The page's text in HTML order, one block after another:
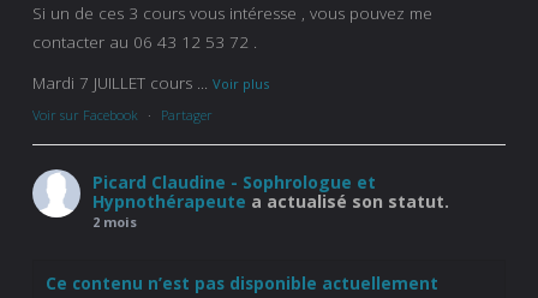
Si un de ces 3 cours vous intéresse , vous pouvez me
contacter au 06 43 12 53 72 .
Mardi 7 JUILLET cours
Voir plus
Voir sur Facebook
· Partager
Picard Claudine - Sophrologue et
Hypnothérapeute a actualisé son statut.
2 mois
Ce contenu n’est pas disponible actuellement